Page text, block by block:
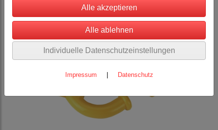
Individuelle Datenschutzeinstellungen
Impressum Datenschutz